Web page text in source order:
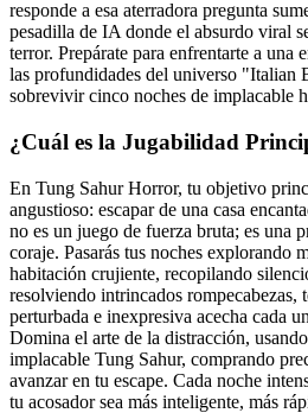
responde a esa aterradora pregunta
pesadilla de IA donde el absurdo viral
terror. Prepárate para enfrentarte a una
las profundidades del universo "Italian
sobrevivir cinco noches de implacable
¿Cuál es la Jugabilidad
En Tung Sahur Horror, tu objetivo
angustioso: escapar de una casa
no es un juego de fuerza bruta; es una
coraje. Pasarás tus noches explorando
habitación crujiente, recopilando
resolviendo intrincados rompecabezas,
perturbada e inexpresiva acecha cada
Domina el arte de la distracción,
implacable Tung Sahur, comprando
avanzar en tu escape. Cada noche
tu acosador sea más inteligente, más